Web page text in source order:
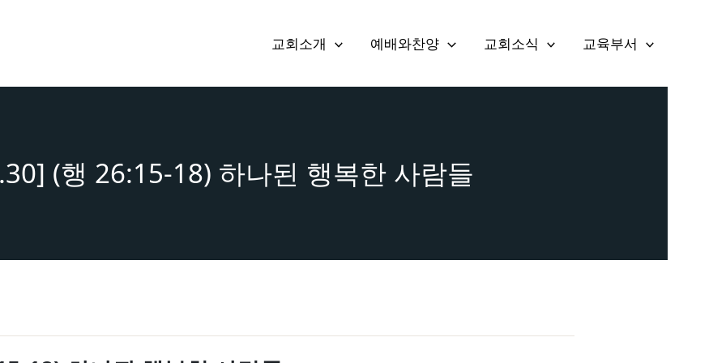
교회소개 예배와찬양 교회소식 교육부서
(행 26:15-18) 하나된 행복한 사람들